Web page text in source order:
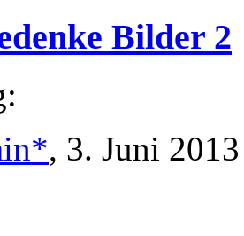
Bilder 2
, 3. Juni 2013